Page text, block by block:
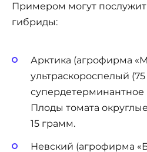
Примером могут
гибриды:
Арктика (агрофирма
ультраскороспелый
Плоды томата
15 грамм.
Невский (агрофирма